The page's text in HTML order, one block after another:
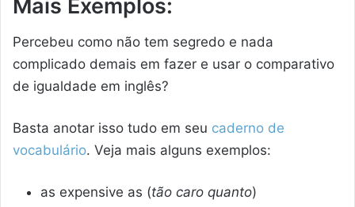
Mais Exemplos:
Percebeu como não tem segredo e nada
complicado demais em fazer e usar o comparativo
de igualdade em inglês?
Basta anotar isso tudo em seu caderno de
vocabulário. Veja mais alguns exemplos:
as expensive as (tão caro quanto)